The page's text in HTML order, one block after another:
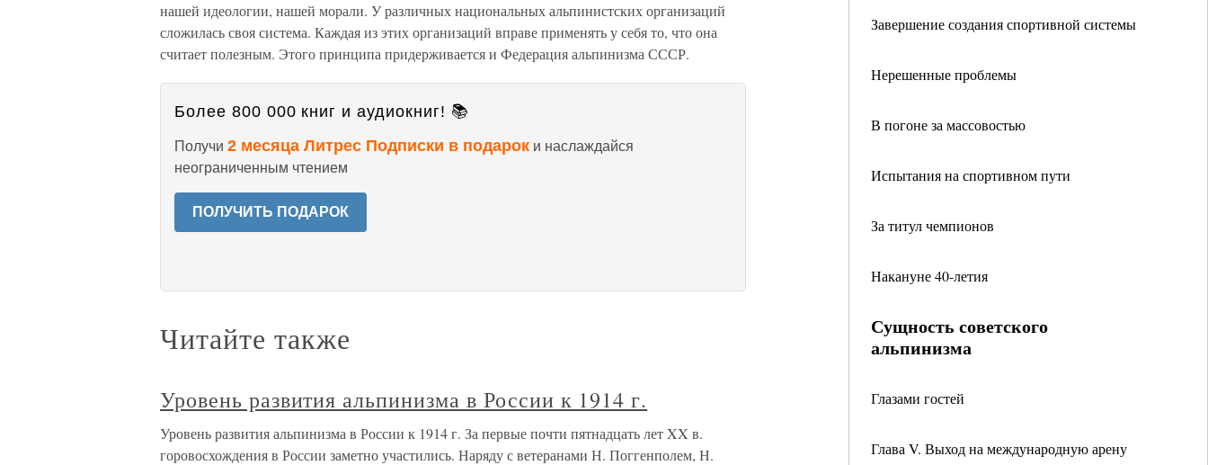
Завершение создания спортивной системы
Нерешенные проблемы
В погоне за массовостью
Испытания на спортивном пути
За титул чемпионов
Накануне 40-летия
Сущность советского
альпинизма
Глазами гостей
Глава V. Выход на международную арену
нашей идеологии, нашей морали. У различных национальных альпинистских организаций
сложилась своя система. Каждая из этих организаций вправе применять у себя то, что она
считает полезным. Этого принципа придерживается и Федерация альпинизма СССР.
Более 800 000 книг и аудиокниг! 📚
Получи 2 месяца Литрес Подписки в подарок и наслаждайся
неограниченным чтением
ПОЛУЧИТЬ ПОДАРОК
Читайте также
Уровень развития альпинизма в России к 1914 г.
Уровень развития альпинизма в России к 1914 г. За первые почти пятнадцать лет XX в.
горовосхождения в России заметно участились. Наряду с ветеранами Н. Поггенполем, Н.